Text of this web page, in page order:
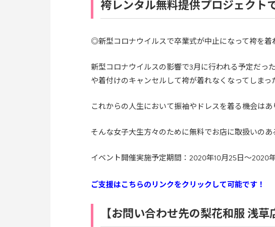
袴レンタル無料提供プロジェクト
◎新型コロナウイルスで卒業式が中止になって袴を
新型コロナウイルスの影響で3月に行われる予定だっ
や着付けのキャンセルして袴が着れなくなってしまっ
これからの人生において振袖やドレスを着る機会は
そんな女子大生方々のために無料でお店に取扱いの
イベント開催実施予定期間：2020年10月25日〜2020
ご支援はこちらのリンクをクリックして可能です！
【お問い合わせ先の梨花和服 浅草